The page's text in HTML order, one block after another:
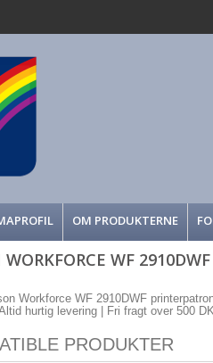
OM PRODUKTERNE
WORKFORCE WF 2910DWF
Workforce WF 2910DWF
hurtig levering | Fri fragt over 500
PRODUKTER